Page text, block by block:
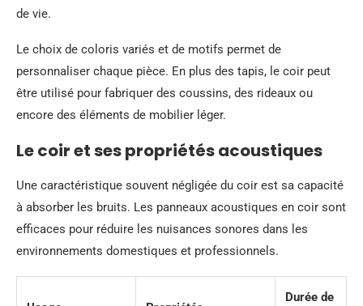
de vie.
Le choix de coloris variés et de motifs permet de
personnaliser chaque pièce. En plus des tapis, le coir peut
être utilisé pour fabriquer des coussins, des rideaux ou
encore des éléments de mobilier léger.
Le coir et ses propriétés acoustiques
Une caractéristique souvent négligée du coir est sa capacité
à absorber les bruits. Les panneaux acoustiques en coir sont
efficaces pour réduire les nuisances sonores dans les
environnements domestiques et professionnels.
Durée de